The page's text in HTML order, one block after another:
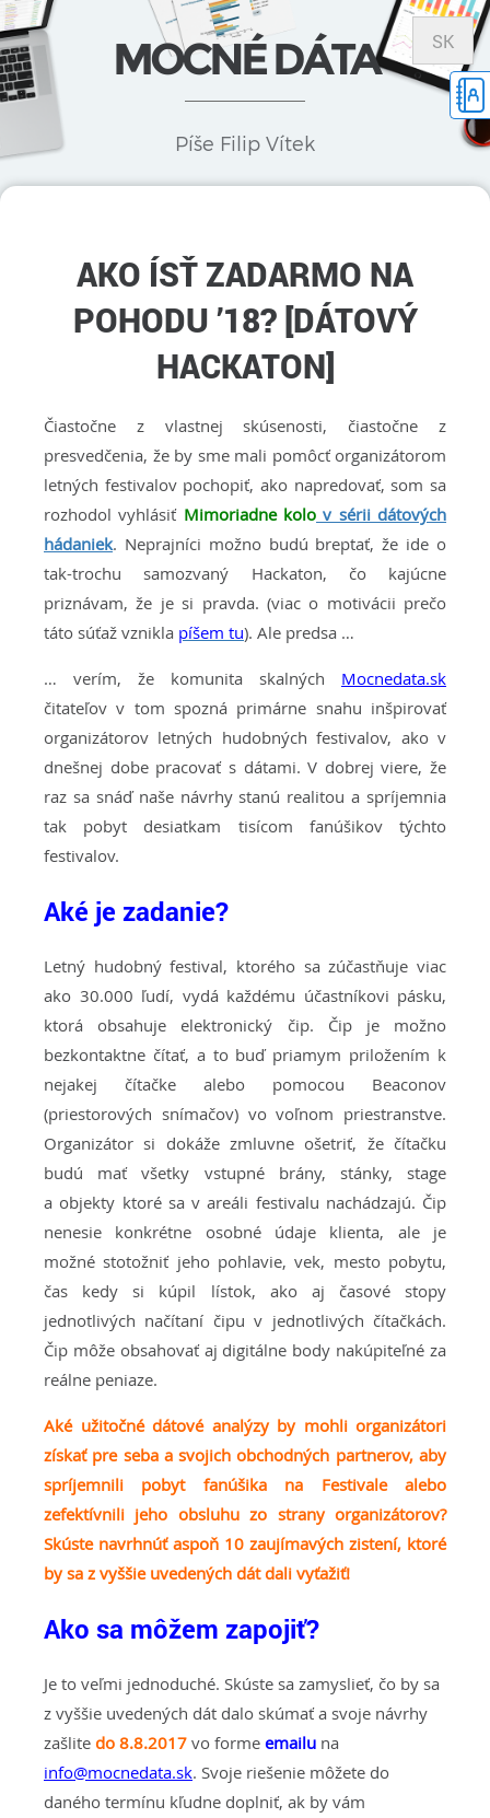
MOCNÉ DÁTA
Píše Filip Vítek
SK
AKO ÍSŤ ZADARMO NA
POHODU ’18? [DÁTOVÝ
HACKATON]
Čiastočne z vlastnej skúsenosti, čiastočne z
presvedčenia, že by sme mali pomôcť organizátorom
letných festivalov pochopiť, ako napredovať, som sa
rozhodol vyhlásiťMimoriadne kolo v sérii dátových
hádaniek. Neprajníci možno budú breptať, že ide o
tak-trochu samozvaný Hackaton, čo kajúcne
priznávam, že je si pravda. (viac o motivácii prečo
táto súťaž vznikla píšem tu). Ale predsa …
… verím, že komunita skalných Mocnedata.sk
čitateľov v tom spozná primárne snahu inšpirovať
organizátorov letných hudobných festivalov, ako v
dnešnej dobe pracovať s dátami. V dobrej viere, že
raz sa snáď naše návrhy stanú realitou a spríjemnia
tak pobyt desiatkam tisícom fanúšikov týchto
festivalov.
Aké je zadanie?
Letný hudobný festival, ktorého sa zúčastňuje viac
ako 30.000 ľudí, vydá každému účastníkovi pásku,
ktorá obsahuje elektronický čip. Čip je možno
bezkontaktne čítať, a to buď priamym priložením k
nejakej čítačke alebo pomocou Beaconov
(priestorových snímačov) vo voľnom priestranstve.
Organizátor si dokáže zmluvne ošetriť, že čítačku
budú mať všetky vstupné brány, stánky, stage
a objekty ktoré sa v areáli festivalu nachádzajú. Čip
nenesie konkrétne osobné údaje klienta, ale je
možné stotožniť jeho pohlavie, vek, mesto pobytu,
čas kedy si kúpil lístok, ako aj časové stopy
jednotlivých načítaní čipu v jednotlivých čítačkách.
Čip môže obsahovať aj digitálne body nakúpiteľné za
reálne peniaze.
Aké užitočné dátové analýzy by mohli organizátori
získať pre seba a svojich obchodných partnerov, aby
spríjemnili pobyt fanúšika na Festivale alebo
zefektívnili jeho obsluhu zo strany organizátorov?
Skúste navrhnúť aspoň 10 zaujímavých zistení, ktoré
by sa z vyššie uvedených dát dali vyťažiť!
Ako sa môžem zapojiť?
Je to veľmi jednoduché. Skúste sa zamyslieť, čo by sa
z vyššie uvedených dát dalo skúmať a svoje návrhy
zašlite do 8.8.2017 vo forme emailu na
info@mocnedata.sk. Svoje riešenie môžete do
daného termínu kľudne doplniť, ak by vám